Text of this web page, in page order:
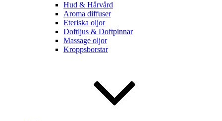
Hud & Hårvård
Aroma diffuser
Eteriska oljor
Doftljus & Doftpinnar
Massage oljor
Kroppsborstar